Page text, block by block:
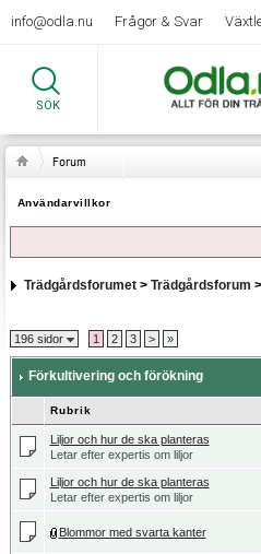
info@odla.nu Frågor & Svar
SÖK
Användarvillkor
Trädgårdsforumet> Trädgårdsforum >
196 sidor 1 2 3 > »
Förkultivering och förökning
Rubrik
Liljor och hur de ska planteras
Letar efter expertis om liljor
Liljor och hur de ska planteras
Letar efter expertis om liljor
Blommor med svarta kanter